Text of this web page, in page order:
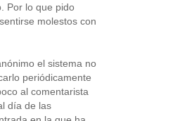
Por lo que pido
molestos con
el sistema no
periódicamente
al comentarista
día de las